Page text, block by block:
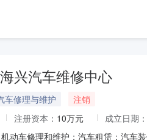
兴汽车维修中心
车修理与维护
注销
注册资本： 10万元 成立日期：